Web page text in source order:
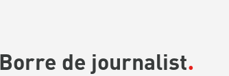
Borre de journalist